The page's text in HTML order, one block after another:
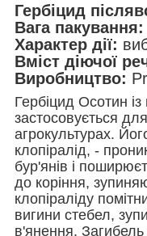
Гербіцид
Вага пакування:
Характер дії:
Вміст діючої
Виробництво:
Гербіцид Осотин
застосовується
агрокультурах.
клопіралід, -
бур'янів і
до коріння,
клопіраліду
вигини стебел,
в'янення. Загибель